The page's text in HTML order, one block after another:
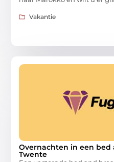
Vakantie
Overnachten in een
Twente